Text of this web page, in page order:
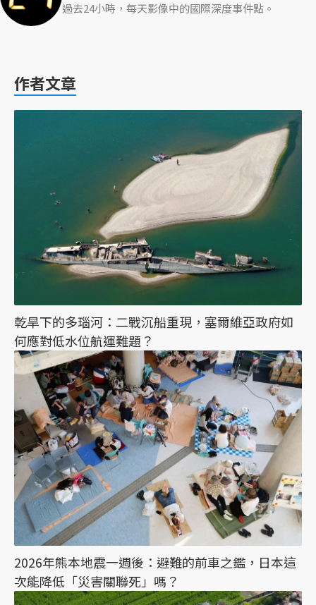
過去24小時，每天影像中的國際深度事件點。
作者文章
乾旱下的多瑙河：二戰沉船重現，塞爾維亞政府如
何應對低水位航運難題？
2026年熊本地震一週後：避難的前車之鑑，日本這
次能降低「災害關聯死」嗎？